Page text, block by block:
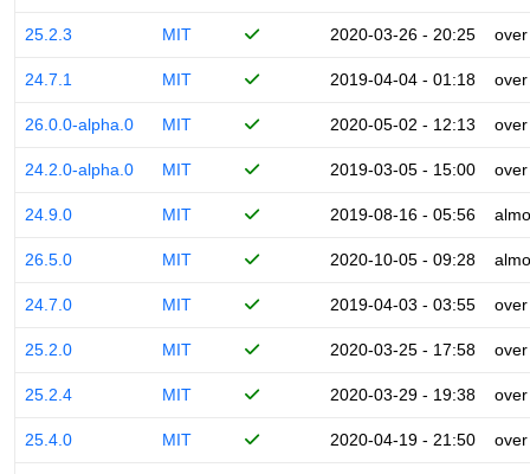
25.2.3 MIT 2020-03-26 - 20:25
24.7.1 MIT 2019-04-04 - 01:18
26.0.0-alpha.0 MIT 2020-05-02 - 12:13
24.2.0-alpha.0 MIT 2019-03-05 - 15:00
24.9.0 MIT 2019-08-16 - 05:56
26.5.0 MIT 2020-10-05 - 09:28
24.7.0 MIT 2019-04-03 - 03:55
25.2.0 MIT 2020-03-25 - 17:58
25.2.4 MIT 2020-03-29 - 19:38
25.4.0 MIT 2020-04-19 - 21:50